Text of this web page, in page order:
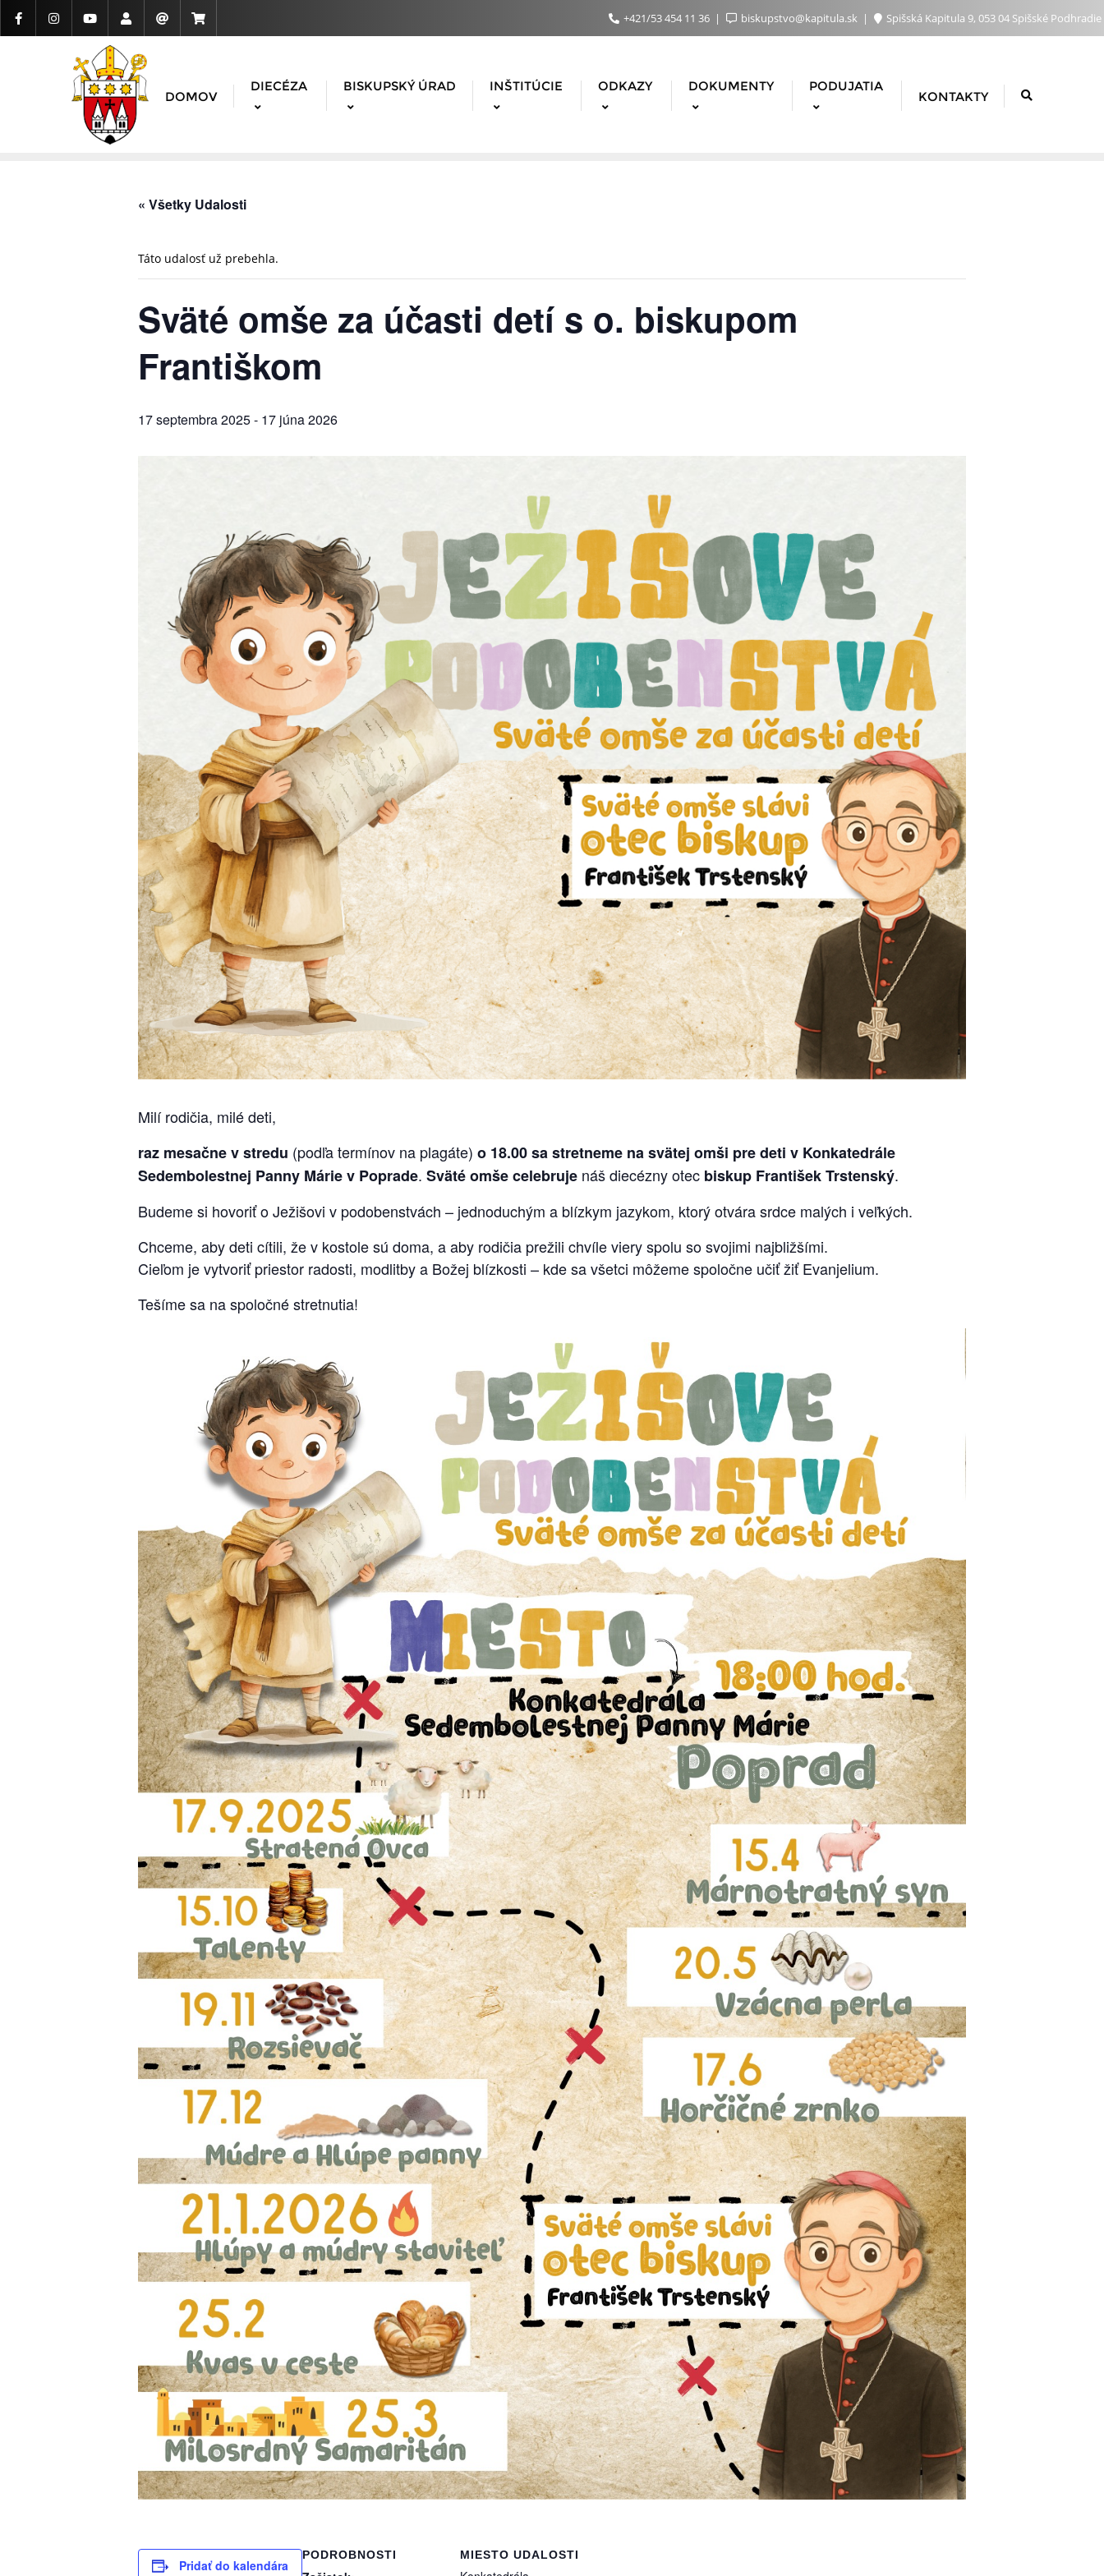
+421/53 454 11 36 biskupstvo@kapitula.sk Spišská Kapitula 9, 053 04 Spišské Podhradie
DOMOV
DIECÉZA BISKUPSKÝ ÚRAD INŠTITÚCIE ODKAZY DOKUMENTY PODUJATIA
KONTAKTY
« Všetky Udalosti
Táto udalosť už prebehla.
Sväté omše za účasti detí s o. biskupom
Františkom
17 septembra 2025- 17 júna 2026
Milí rodičia, milé deti,
raz mesačne v stredu (podľa termínov na plagáte) o 18.00 sa stretneme na svätej omši pre deti v Konkatedrále
Sedembolestnej Panny Márie v Poprade. Sväté omše celebruje náš diecézny otec biskup František Trstenský.
Budeme si hovoriť o Ježišovi v podobenstvách – jednoduchým a blízkym jazykom, ktorý otvára srdce malých i veľkých.
Chceme, aby deti cítili, že v kostole sú doma, a aby rodičia prežili chvíle viery spolu so svojimi najbližšími.
Cieľom je vytvoriť priestor radosti, modlitby a Božej blízkosti – kde sa všetci môžeme spoločne učiť žiť Evanjelium.
Tešíme sa na spoločné stretnutia!
Pridať do kalendára
PODROBNOSTI MIESTO UDALOSTI